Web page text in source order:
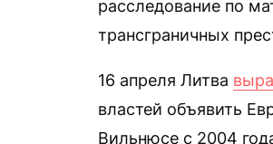
расследование по
трансграничных
16 апреля Литва
властей объявить
Вильнюсе с 2004